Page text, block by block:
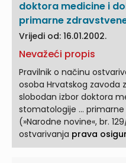
doktora medicine i
primarne
Vrijedi od: 16.01.2002.
Nevažeći propis
Pravilnik o načinu
osoba Hrvatskog zavoda
slobodan izbor doktora
stomatologije ... primarne zdravstvene zaštite
(»Narodne novine«, br.
ostvarivanja prava
zavoda za zdravstveno ... (70/02) na snazi od